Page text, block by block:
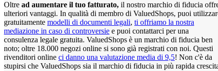
Oltre ad aumentare il tuo fatturato, il nostro marchio di fiducia
ulteriori vantaggi. In qualità di membro di ValuedShops, puoi
gratuitamente modelli di documenti legali, ti offriamo la nostra
mediazione in caso di controversie e puoi contattarci per una
consulenza legale gratuita. ValuedShops è un marchio di fiducia ben
noto; oltre 18.000 negozi online si sono già registrati con noi. Questi
rivenditori online ci danno una valutazione media di 9,5! Non c'è da
stupirsi che ValuedShops sia il marchio di fiducia in più rapida